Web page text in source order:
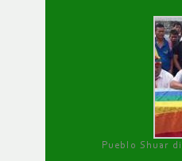
Pueblo Shuar